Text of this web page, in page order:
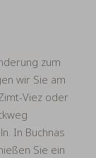
zum
wir Sie am
Viez oder
In Buchnas
Sie ein